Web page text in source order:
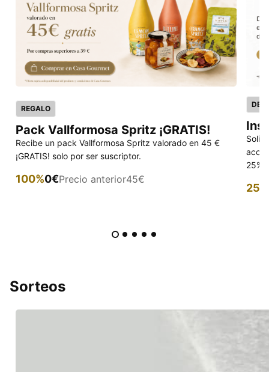
REGALO
Pack Vallformosa Spritz ¡GRATIS!
Recibe un pack Vallformosa Spritz valorado en 45 €
¡GRATIS! solo por ser suscriptor.
100%0€Precio anterior45€
25%
Sorteos